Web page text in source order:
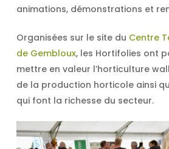
animations, démonstrations et
Organisées sur le site du Centre
de Gembloux, les Hortifolies ont
mettre en valeur l’horticulture
de la production horticole ainsi
qui font la richesse du secteur.